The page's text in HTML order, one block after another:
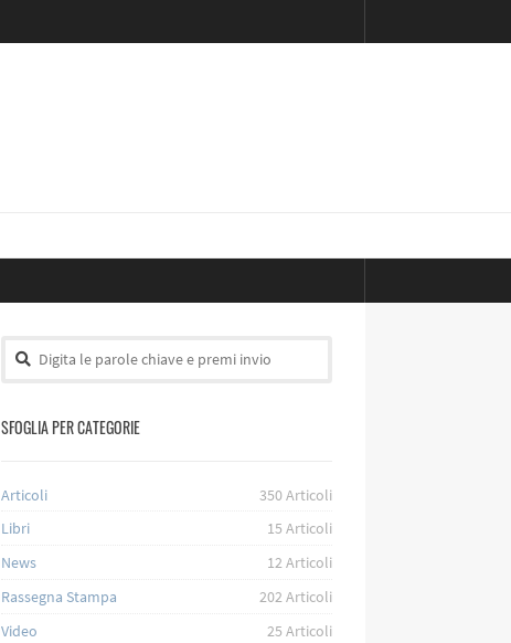
SFOGLIA PER CATEGORIE
Articoli 350Articoli
Libri
15 Articoli
News
12Articoli
Rassegna Stampa
202Articoli
Video
25 Articoli